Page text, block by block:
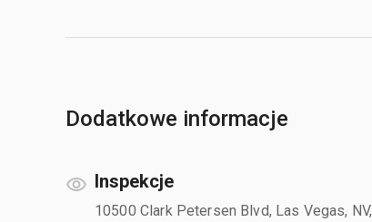
Dodatkowe informacje
Inspekcje
10500 Clark Petersen Blvd, Las Vegas, NV,